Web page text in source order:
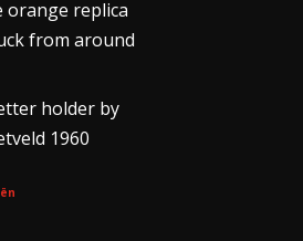
orange replica
from around
holder by
1960